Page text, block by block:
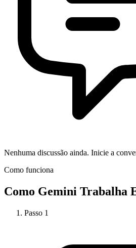
Nenhuma discussão ainda. Inicie a
Como funciona
Como Gemini Trabalha
Passo 1